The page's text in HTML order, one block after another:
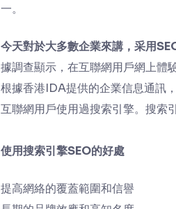
一。
今天對於大多數企業來講，采用
據調查顯示，在互聯網用戶網上體
根據香港IDA提供的企業信息通訊
互聯網用戶使用過搜索引擎。搜索
使用搜索引擎SEO的好處
提高網絡的覆蓋範圍和信譽